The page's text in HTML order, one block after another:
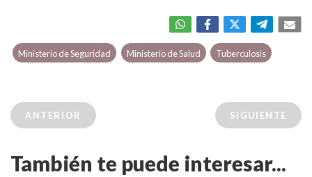
Ministerio de Seguridad Ministerio de Salud Tuberculosis
ANTERIOR SIGUIENTE
También te puede interesar...